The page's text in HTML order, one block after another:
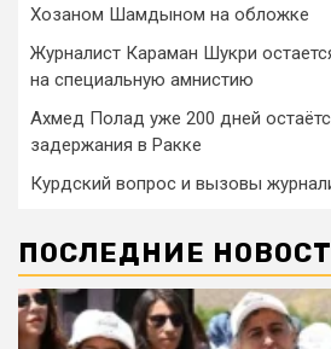
Хозаном Шамдыном на обложке
Журналист Караман Шукри
на специальную амнистию
Ахмед Полад уже 200 дней
задержания в Ракке
Курдский вопрос и вызовы
ПОСЛЕДНИЕ